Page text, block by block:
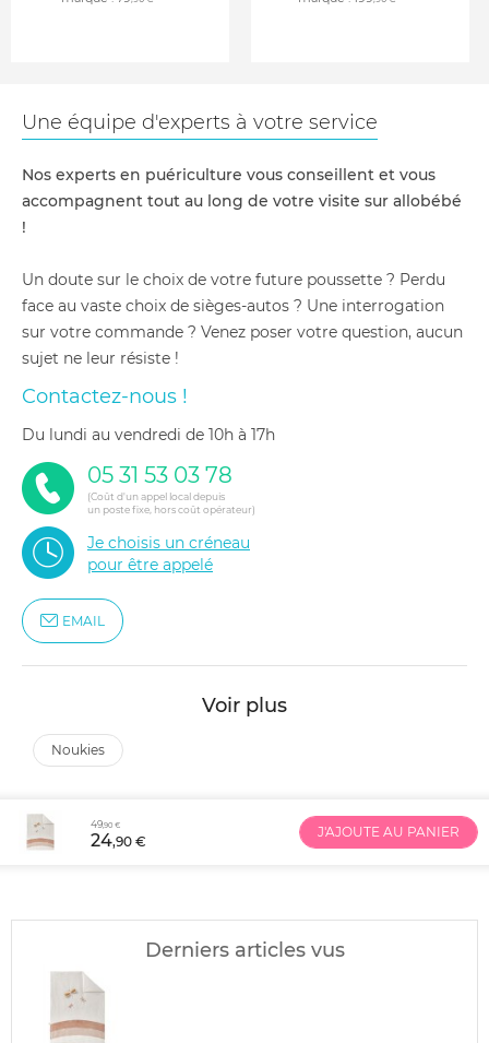
Une équipe d'experts à votre service
Nos experts en puériculture vous conseillent et vous
accompagnent tout au long de votre visite sur allobébé
!
Un doute sur le choix de votre future poussette ? Perdu
face au vaste choix de sièges-autos ? Une interrogation
sur votre commande ? Venez poser votre question, aucun
sujet ne leur résiste !
Contactez-nous !
du lundi au vendredi de 10h à 17h
05 31 53 03 78
(Coût d'un appel local depuis
un poste fixe, hors coût opérateur)
Je choisis un créneau
pour être appelé
EMAIL
Voir plus
noukies
49,90 €
24,90 €
J'AJOUTE AU PANIER
Derniers articles vus